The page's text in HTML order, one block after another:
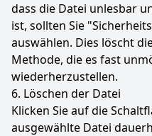
dass die Datei unlesbar
ist, sollten Sie
auswählen. Dies löscht
Methode, die es fast
wiederherzustellen.
6. Löschen der Datei
Klicken Sie auf die
ausgewählte Datei